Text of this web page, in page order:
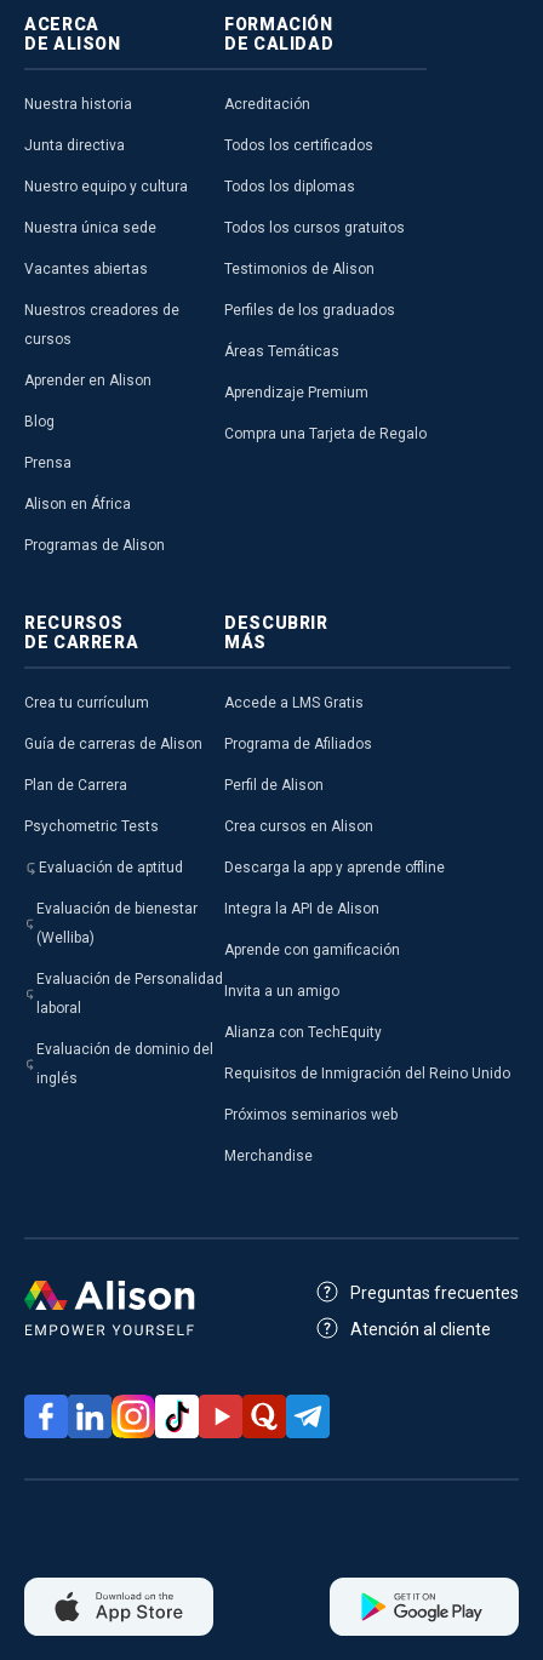
ACERCA
DE ALISON
Nuestra historia
Junta directiva
Nuestro equipo y cultura
Nuestra única sede
Vacantes abiertas
Nuestros creadores de
cursos
Aprender en Alison
Blog
Prensa
Alison en África
Programas de Alison
FORMACIÓN
DE CALIDAD
Acreditación
Todos los certificados
Todos los diplomas
Todos los cursos gratuitos
Testimonios de Alison
Perfiles de los graduados
Áreas Temáticas
Aprendizaje Premium
Compra una Tarjeta de Regalo
RECURSOS
DE CARRERA
Crea tu currículum
Guía de carreras de Alison
Plan de Carrera
Psychometric Tests
Evaluación de aptitud
Evaluación de bienestar
(Welliba)
Evaluación de Personalidad
laboral
Evaluación de dominio del
inglés
DESCUBRIR
MÁS
Accede a LMS Gratis
Programa de Afiliados
Perfil de Alison
Crea cursos en Alison
Descarga la app y aprende offline
Integra la API de Alison
Aprende con gamificación
Invita a un amigo
Alianza con TechEquity
Requisitos de Inmigración del Reino Unido
Próximos seminarios web
Merchandise
Preguntas frecuentes
Atención al cliente